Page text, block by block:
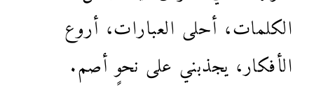
الكلمات، أحلى العبارات، أروع
الأفكار، يجذبني على نحوٍ أصم.